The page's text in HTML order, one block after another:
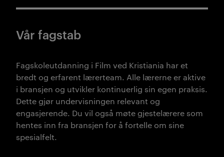
Vår fagstab
Fagskoleutdanning i Film ved Kristiania har et
bredt og erfarent lærerteam. Alle lærerne er aktive
i bransjen og utvikler kontinuerlig sin egen praksis.
Dette gjør undervisningen relevant og
engasjerende. Du vil også møte gjestelærere som
hentes inn fra bransjen for å fortelle om sine
spesialfelt.